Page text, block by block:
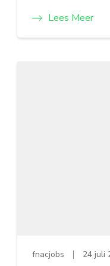
Lees Meer
fnacjobs 24 juli